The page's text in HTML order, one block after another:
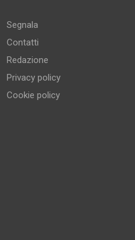
Segnala
Contatti
Redazione
Privacy policy
Cookie policy